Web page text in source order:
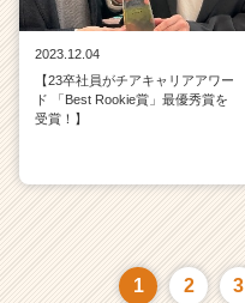
2023.12.04
【23卒社員がチアキャリアアワー
ド 「Best Rookie賞」最優秀賞を
受賞！】
1 2 3